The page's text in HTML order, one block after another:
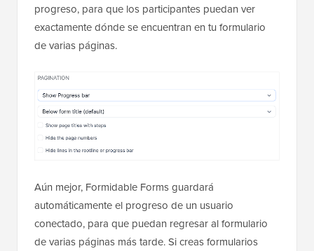
progreso, para que los participantes puedan ver
exactamente dónde se encuentran en tu formulario
de varias páginas.
Aún mejor, Formidable Forms guardará
automáticamente el progreso de un usuario
conectado, para que puedan regresar al formulario
de varias páginas más tarde. Si creas formularios